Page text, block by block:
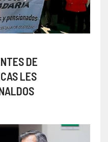
DE
LES